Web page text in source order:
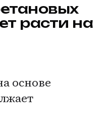
расти на
основе